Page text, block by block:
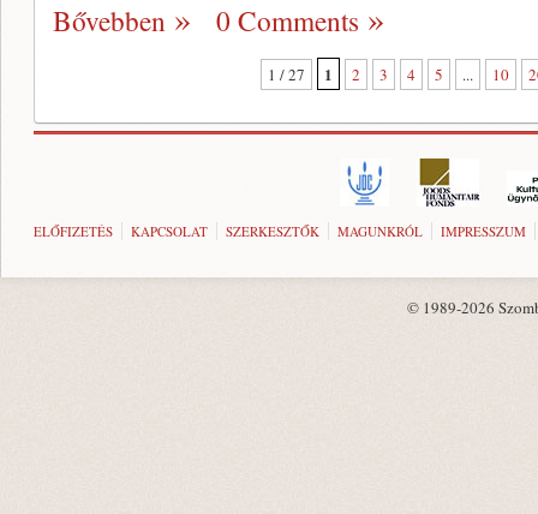
Bővebben 0 Comments
1 / 27 1 2 3 4 5 ... 10
ELŐFIZETÉS KAPCSOLAT SZERKESZTŐK MAGUNKRÓL IMPRESSZUM
© 1989-2026